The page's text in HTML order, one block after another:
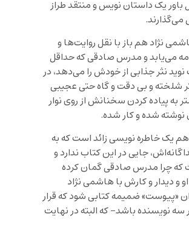
باور یک داستان نویس و منتقد طراز
می‌گذارند.
نژاد هم باز با نقل روایت‌ها و
می‌یابد و مدرس صادقی که حداقل
نثر جذابی از خودش را می‌دهد، در
شلخته و بی دقت و گاه حتی عجیبی
به پیاده کردن سخنانش از روی نوار
نوشته شده و کار شده.
یک خاطره نویسی زائد است که به
جایی در این کتاب ندارد و
چرا مدرس صادقی گمان کرده
و دیدار و کارش با هاشمی نژاد
«پیوست» ضمیمه کتابی شود که قرار
سه نویسنده باشد- که البته در نهایت